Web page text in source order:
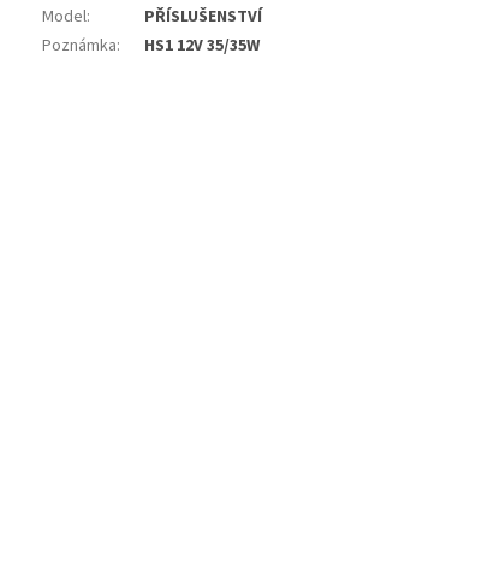
Model:
PŘÍSLUŠENSTVÍ
Poznámka: HS1 12V 35/35W